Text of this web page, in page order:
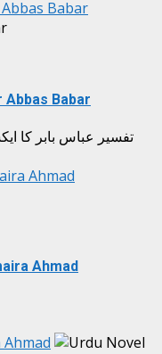
Babar
Babar
Ahmad
Ahmad